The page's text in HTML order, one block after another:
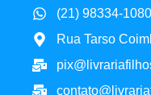
(21) 98334-1080
Rua Tarso